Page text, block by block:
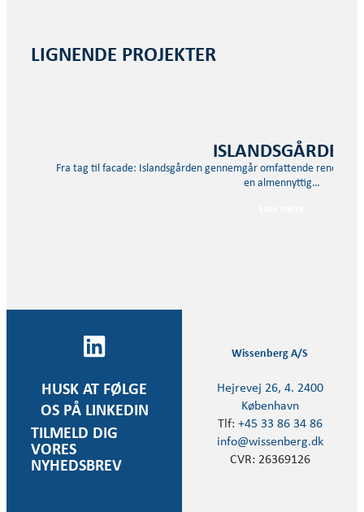
LIGNENDE PROJEKTER
ISLANDSGÅRDEN
Fra tag til facade: Islandsgården gennemgår omfattende
en almennyttig…
HUSK AT FØLGE
OS PÅ LINKEDIN
TILMELD DIG
VORES
NYHEDSBREV
Wissenberg A/S
Hejrevej 26, 4. 2400
København
Tlf: +45 33 86 34 86
info@wissenberg.dk
CVR: 26369126